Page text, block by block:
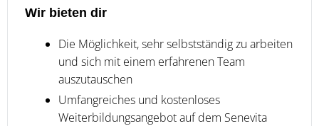
Wir bieten dir
Die Möglichkeit, sehr selbstständig zu arbeiten
und sich mit einem erfahrenen Team
auszutauschen
Umfangreiches und kostenloses
Weiterbildungsangebot auf dem Senevita